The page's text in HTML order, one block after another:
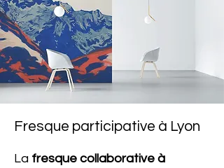
Fresque participative à Lyon
La fresque collaborative à